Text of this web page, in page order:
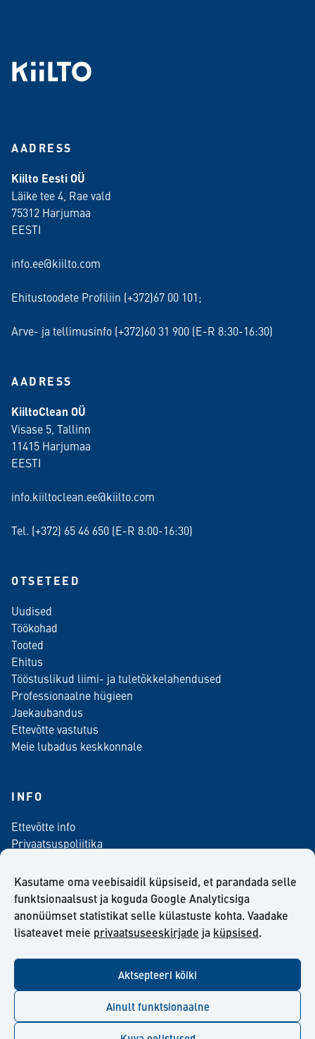
Kasutame oma veebisaidil küpsiseid, et parandada selle
funktsionaalsust ja koguda Google Analyticsiga
anonüümset statistikat selle külastuste kohta. Vaadake
lisateavet meie privaatsuseeskirjade ja küpsised.
Aktsepteeri kõiki
Ainult funktsionaalne
AADRESS
Kiilto Eesti OÜ
Läike tee 4, Rae vald
75312 Harjumaa
EESTI
info.ee@kiilto.com
Ehitustoodete Profiliin (+372)67 00 101;
Arve- ja tellimusinfo (+372)60 31 900 (E-R 8:30-16:30)
AADRESS
KiiltoClean OÜ
Visase 5, Tallinn
11415 Harjumaa
EESTI
info.kiiltoclean.ee@kiilto.com
Tel. (+372) 65 46 650 (E-R 8:00-16:30)
OTSETEED
Uudised
Töökohad
Tooted
Ehitus
Tööstuslikud liimi- ja tuletõkkelahendused
Professionaalne hügieen
Jaekaubandus
Ettevõtte vastutus
Meie lubadus keskkonnale
INFO
Ettevõtte info
Privaatsuspoliitika
Meediale
Telli meie uudiskiri
Kiilto Eesti OÜ müügilepingu tingimused
youtube